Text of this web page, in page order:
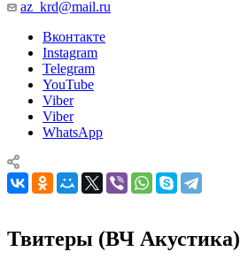
az_krd@mail.ru
Вконтакте
Instagram
Telegram
YouTube
Viber
Viber
WhatsApp
Твитеры (ВЧ Акустика)